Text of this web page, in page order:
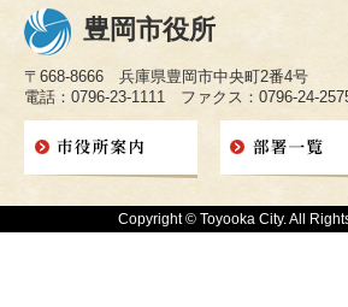
豊岡市役所
〒668-8666 兵庫県豊岡市中央町2番4号
電話：0796-23-1111 ファクス：0796-24-
Copyright © Toyooka City. All